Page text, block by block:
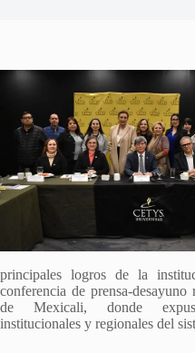
principales logros de la
conferencia de prensa-
de Mexicali, donde
institucionales y regionales del